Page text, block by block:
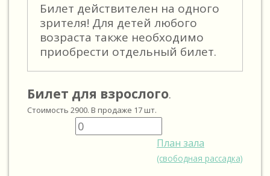
Билет действителен на одного
зрителя! Для детей любого
возраста также необходимо
приобрести отдельный билет.
Билет для взрослого.
Стоимость 2900. В продаже 17 шт.
План зала
(свободная рассадка)